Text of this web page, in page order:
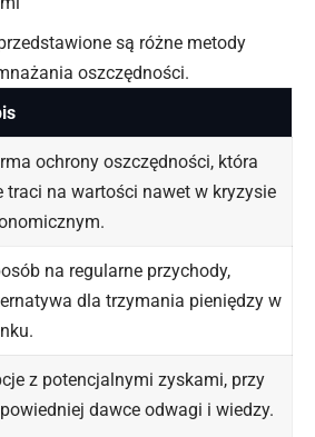
są różne metody
oszczędności.
ochrony oszczędności, która
traci na wartości nawet w kryzysie
na regularne przychody,
dla trzymania pieniędzy w
z potencjalnymi zyskami, przy
dawce odwagi i wiedzy.